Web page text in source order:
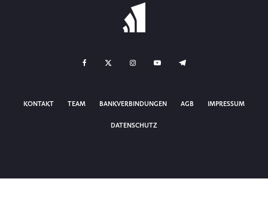
KONTAKT TEAM BANKVERBINDUNGEN AGB IMPRESSUM
DATENSCHUTZ